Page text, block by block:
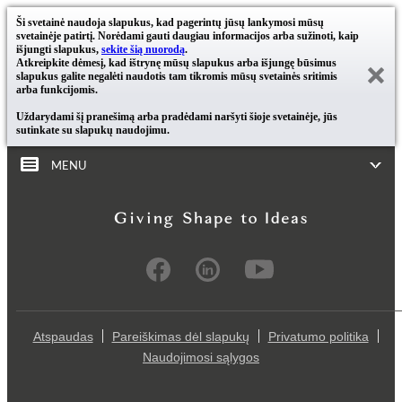
Ši svetainė naudoja slapukus, kad pagerintų jūsų lankymosi mūsų
svetainėje patirtį. Norėdami gauti daugiau informacijos arba sužinoti, kaip
išjungti slapukus, sekite šią nuorodą.
Atkreipkite dėmesį, kad ištrynę mūsų slapukus arba išjungę būsimus
slapukus galite negalėti naudotis tam tikromis mūsų svetainės sritimis
arba funkcijomis.
Uždarydami šį pranešimą arba pradėdami naršyti šioje svetainėje, jūs
sutinkate su slapukų naudojimu.
MENU
Atspaudas Pareiškimas dėl slapukų
Privatumo politika
Naudojimosi sąlygos